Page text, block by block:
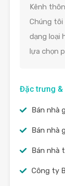
Kênh
Chúng tôi
dạng loại
lựa chọn
Đặc trưng &
Bán nhà
Bán nhà
Bán nhà
Công ty